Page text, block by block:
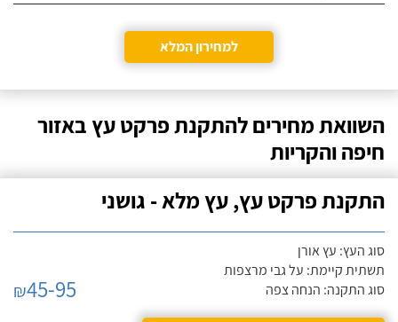
למחירון המלא
השוואת מחירים להתקנת פרקט עץ באזור
חיפה והקריות
התקנת פרקט עץ, עץ מלא - גושני
סוג העץ: עץ אורן
תשתית קיימת: על גבי מרצפות
סוג התקנה: הנחה צפה
₪45-95